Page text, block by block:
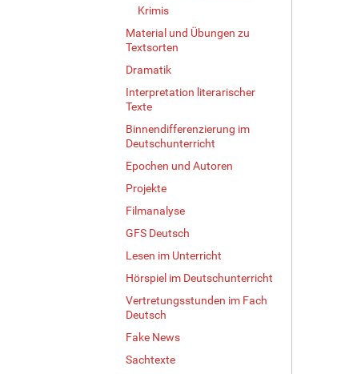
Krimis
Material und Übungen zu
Textsorten
Dramatik
Interpretation literarischer
Texte
Binnendifferenzierung im
Deutschunterricht
Epochen und Autoren
Projekte
Filmanalyse
GFS Deutsch
Lesen im Unterricht
Hörspiel im Deutschunterricht
Vertretungsstunden im Fach
Deutsch
Fake News
Sachtexte